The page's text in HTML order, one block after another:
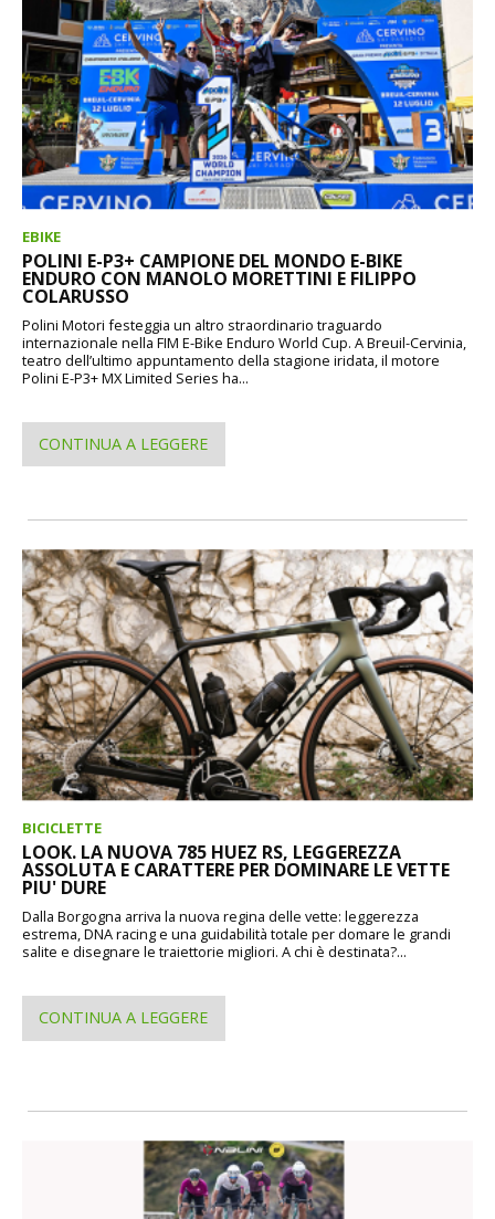
EBIKE
POLINI E-P3+ CAMPIONE DEL MONDO E-BIKE
ENDURO CON MANOLO MORETTINI E FILIPPO
COLARUSSO
Polini Motori festeggia un altro straordinario traguardo
internazionale nella FIM E-Bike Enduro World Cup. A Breuil-Cervinia,
teatro dell’ultimo appuntamento della stagione iridata, il motore
Polini E-P3+ MX Limited Series ha...
CONTINUA A LEGGERE
BICICLETTE
LOOK. LA NUOVA 785 HUEZ RS, LEGGEREZZA
ASSOLUTA E CARATTERE PER DOMINARE LE VETTE
PIU' DURE
Dalla Borgogna arriva la nuova regina delle vette: leggerezza
estrema, DNA racing e una guidabilità totale per domare le grandi
salite e disegnare le traiettorie migliori. A chi è destinata?...
CONTINUA A LEGGERE